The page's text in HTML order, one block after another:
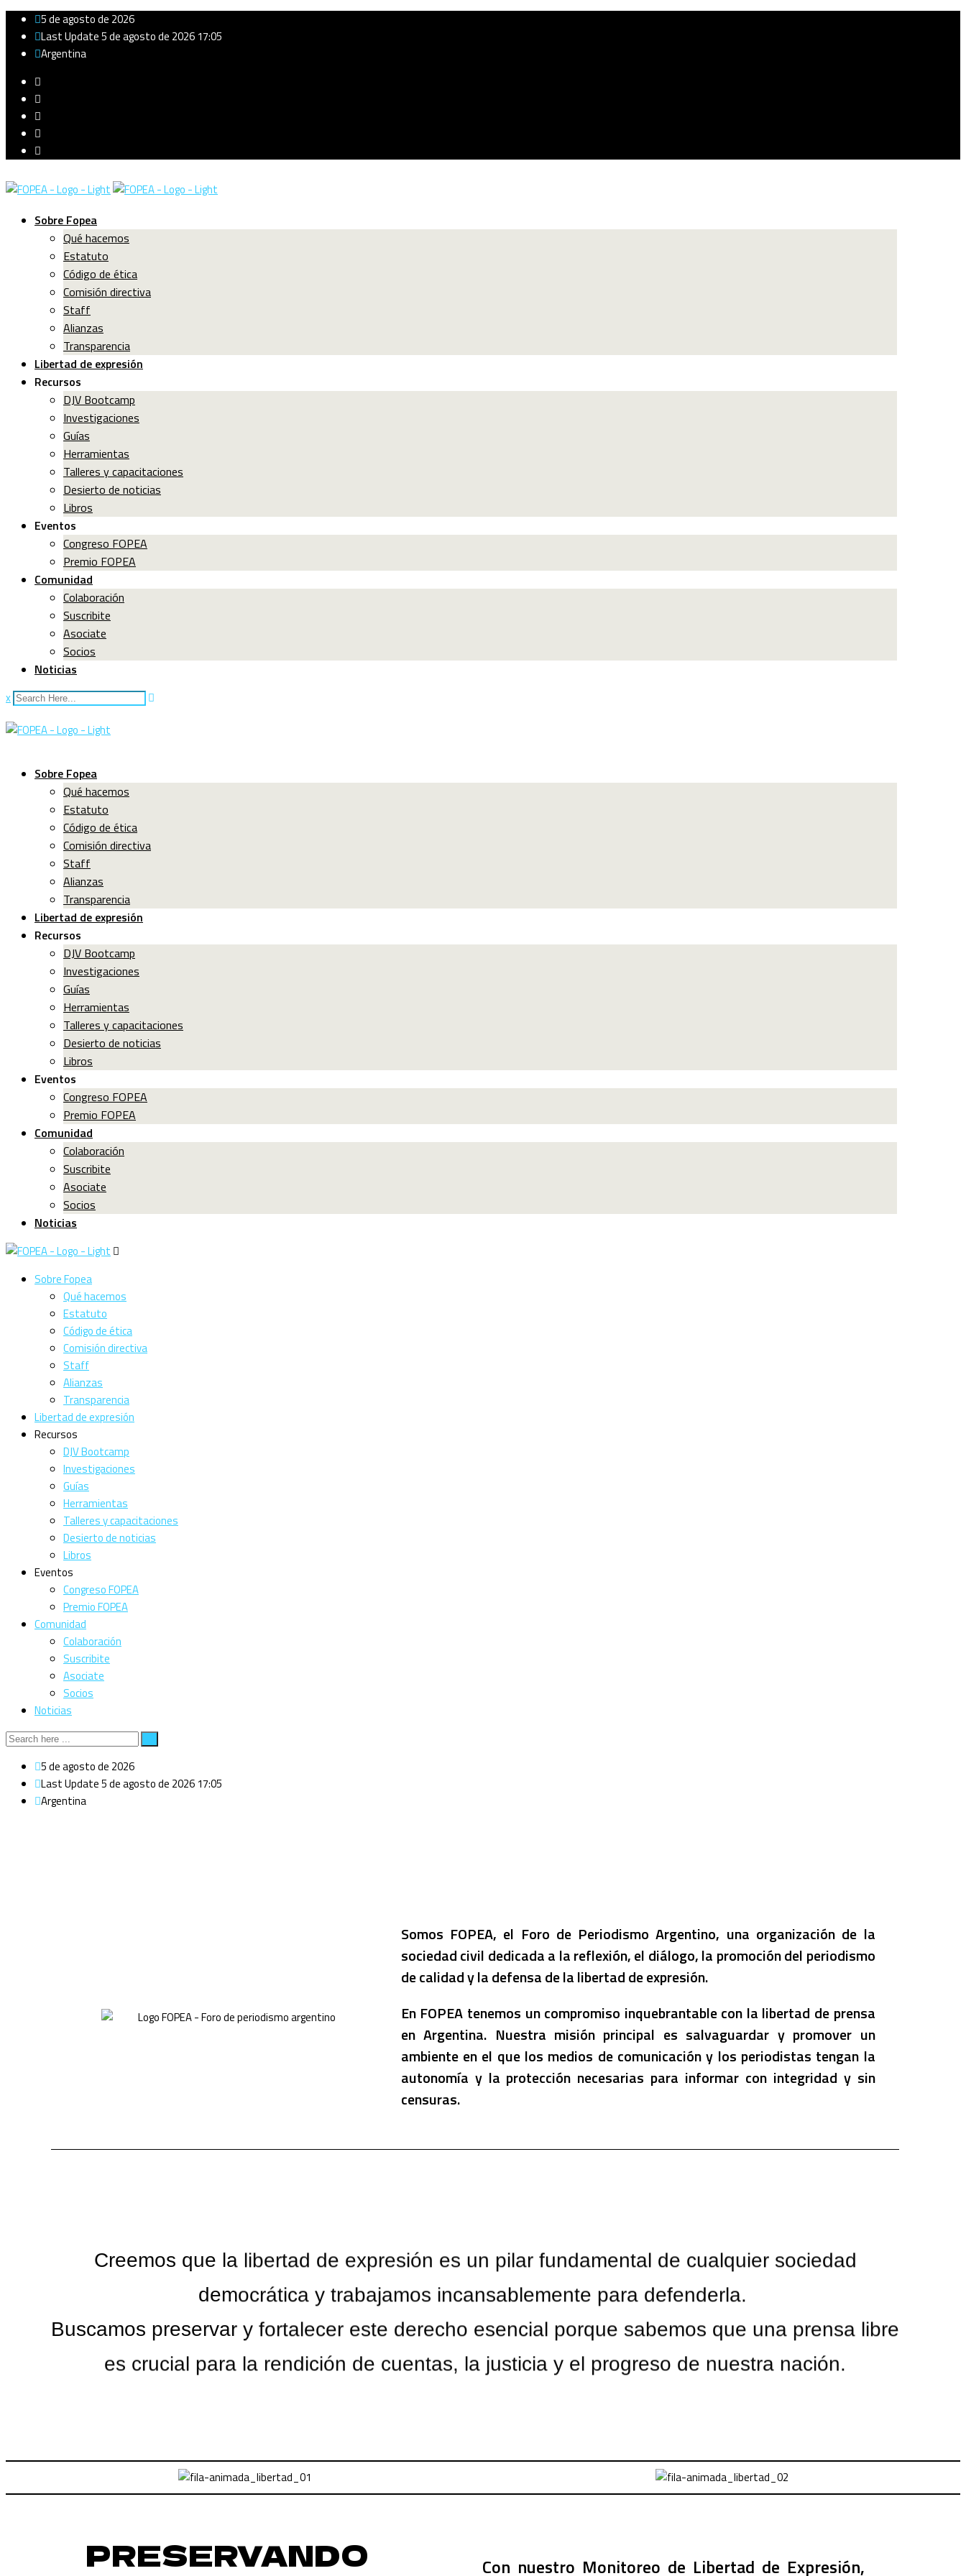
5 de agosto de 2026
Last Update 5 de agosto de 2026 17:05
Argentina
Sobre Fopea
Qué hacemos
Estatuto
Código de ética
Comisión directiva
Staff
Alianzas
Transparencia
Libertad de expresión
Recursos
DJV Bootcamp
Investigaciones
Guías
Herramientas
Talleres y capacitaciones
Desierto de noticias
Libros
Eventos
Congreso FOPEA
Premio FOPEA
Comunidad
Colaboración
Suscribite
Asociate
Socios
Noticias
x
Sobre Fopea
Qué hacemos
Estatuto
Código de ética
Comisión directiva
Staff
Alianzas
Transparencia
Libertad de expresión
Recursos
DJV Bootcamp
Investigaciones
Guías
Herramientas
Talleres y capacitaciones
Desierto de noticias
Libros
Eventos
Congreso FOPEA
Premio FOPEA
Comunidad
Colaboración
Suscribite
Asociate
Socios
Noticias
Sobre Fopea
Qué hacemos
Estatuto
Código de ética
Comisión directiva
Staff
Alianzas
Transparencia
Libertad de expresión
Recursos
DJV Bootcamp
Investigaciones
Guías
Herramientas
Talleres y capacitaciones
Desierto de noticias
Libros
Eventos
Congreso FOPEA
Premio FOPEA
Comunidad
Colaboración
Suscribite
Asociate
Socios
Noticias
5 de agosto de 2026
Last Update 5 de agosto de 2026 17:05
Argentina
Somos FOPEA, el Foro de Periodismo Argentino, una organización de la
sociedad civil dedicada a la reflexión, el diálogo, la promoción del periodismo
de calidad y la defensa de la libertad de expresión.
En FOPEA tenemos un compromiso inquebrantable con la libertad de prensa
en Argentina. Nuestra misión principal es salvaguardar y promover un
ambiente en el que los medios de comunicación y los periodistas tengan la
autonomía y la protección necesarias para informar con integridad y sin
censuras.
Creemos que la libertad de expresión es un pilar fundamental de cualquier sociedad
democrática y trabajamos incansablemente para defenderla.
Buscamos preservar y fortalecer este derecho esencial porque sabemos que una prensa libre
es crucial para la rendición de cuentas, la justicia y el progreso de nuestra nación.
PRESERVANDO
Con nuestro Monitoreo de Libertad de Expresión,